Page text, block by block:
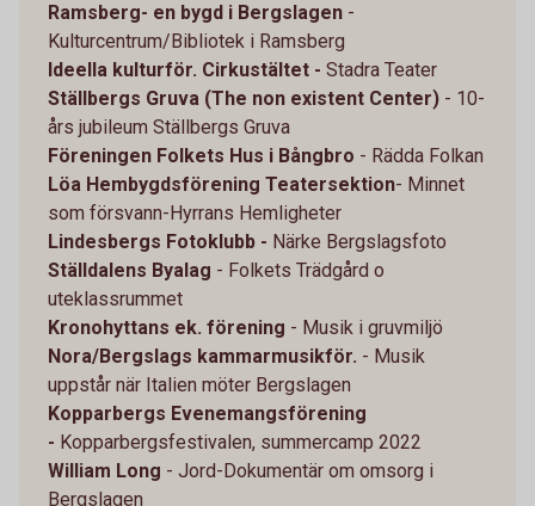
Ramsberg- en bygd i Bergslagen -
Kulturcentrum/Bibliotek i Ramsberg
Ideella kulturför. Cirkustältet - Stadra Teater
Ställbergs Gruva (The non existent Center) - 10-
års jubileum Ställbergs Gruva
Föreningen Folkets Hus i Bångbro - Rädda Folkan
Löa Hembygdsförening Teatersektion- Minnet
som försvann-Hyrrans Hemligheter
Lindesbergs Fotoklubb - Närke Bergslagsfoto
Ställdalens Byalag - Folkets Trädgård o
uteklassrummet
Kronohyttans ek. förening - Musik i gruvmiljö
Nora/Bergslags kammarmusikför. - Musik
uppstår när Italien möter Bergslagen
Kopparbergs Evenemangsförening
- Kopparbergsfestivalen, summercamp 2022
William Long - Jord-Dokumentär om omsorg i
Bergslagen